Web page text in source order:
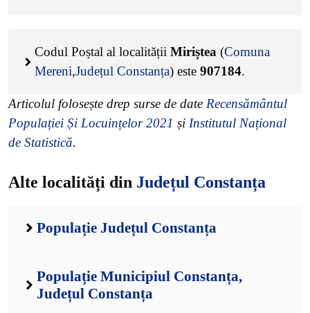
Codul Poștal al localității Miriștea (Comuna
Mereni,Județul Constanța) este 907184.
Articolul folosește drep surse de date Recensământul
Populației Și Locuințelor 2021 și Institutul Național
de Statistică.
Alte localități din Județul Constanța
Populație Județul Constanța
Populație Municipiul Constanța,
Județul Constanța